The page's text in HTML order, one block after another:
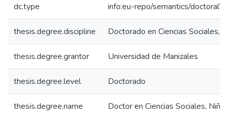
dc.type info:eu-repo/semantics/
thesis.degree.discipline Doctorado en Ciencias Sociales,
thesis.degree.grantor Universidad de Manizales
thesis.degree.level Doctorado
thesis.degree.name Doctor en Ciencias Sociales,